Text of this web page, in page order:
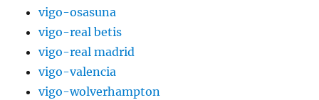
vigo-osasuna
vigo-real betis
vigo-real madrid
vigo-valencia
vigo-wolverhampton